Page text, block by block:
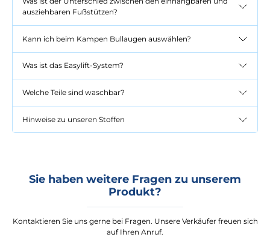
ausziehbaren Fußstützen?
Kann ich beim Kampen Bullaugen auswählen?
Was ist das Easylift-System?
Welche Teile sind waschbar?
Hinweise zu unseren Stoffen
Sie haben weitere Fragen zu unserem
Produkt?
Kontaktieren Sie uns gerne bei Fragen. Unsere Verkäufer freuen sich
auf Ihren Anruf.